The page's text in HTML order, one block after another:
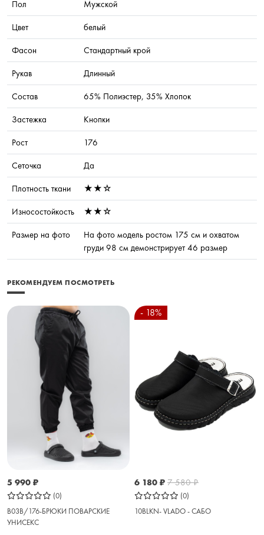
Пол
Мужской
Цвет
белый
Фасон
Стандартный крой
Рукав
Длинный
Состав
65% Полиэстер, 35% Хлопок
Застежка
Кнопки
Рост
176
Сеточка
Да
Плотность ткани
★★☆
Износостойкость
★★☆
Размер на фото
На фото модель ростом 175 см и охватом
груди 98 см демонстрирует 46 размер
РЕКОМЕНДУЕМ ПОСМОТРЕТЬ
5 990 ₽
(0)
B03B/176-БРЮКИ ПОВАРСКИЕ
УНИСЕКС
- 18%
6 180 ₽ 7 580₽
(0)
10BLKN- VLADO - САБО